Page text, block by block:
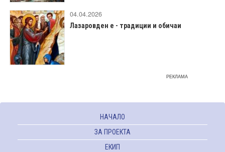
04.04.2026
Лазаровден е - традиции и обичаи
РЕКЛАМА
НАЧАЛО
ЗА ПРОЕКТА
ЕКИП